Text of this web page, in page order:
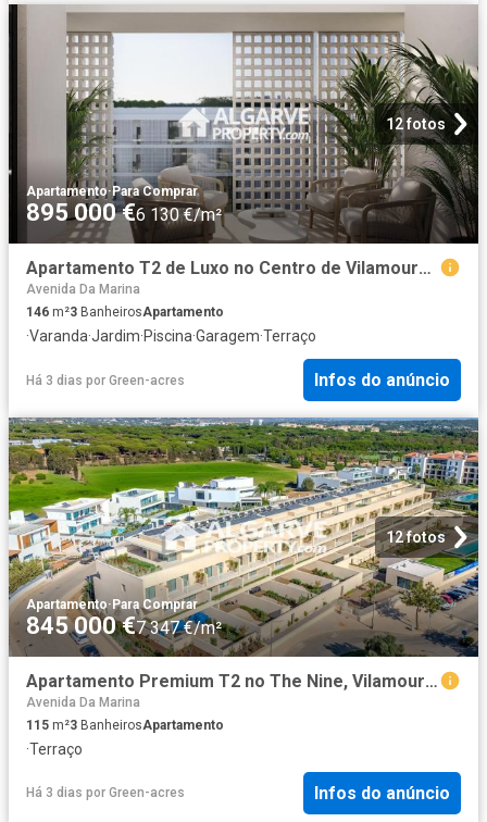
12 fotos
Apartamento·Para Comprar
895 000 €6 130 €/m²
Apartamento T2 de Luxo no Centro de Vilamoura – Botânica 146m² Quarteira
Avenida Da Marina
146 m²3 BanheirosApartamento
·Varanda·Jardim·Piscina·Garagem·Terraço
Há 3 dias por Green-acres Infos do anúncio
12 fotos
Apartamento·Para Comprar
845 000 €7 347 €/m²
Apartamento Premium T2 no The Nine, Vilamoura 115m² Quarteira
Avenida Da Marina
115 m²3 BanheirosApartamento
·Terraço
Há 3 dias por Green-acres Infos do anúncio